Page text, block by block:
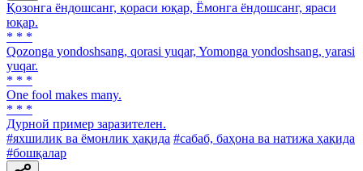
Қозонга ёндошсанг, қораси юқар, Ёмонга ёндошсанг, яраси
юқар.
* * *
Qozonga yondoshsang, qorasi yuqar, Yomonga yondoshsang, yarasi
yuqar.
* * *
One fool makes many.
* * *
Дурной пример заразителен.
#яхшилик ва ёмонлик ҳақида #сабаб, баҳона ва натижа ҳақида
#бошқалар